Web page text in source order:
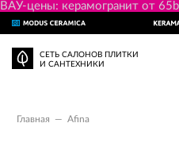
ВАУ-цены: керамогранит от
СЕТЬ САЛОНОВ ПЛИТКИ
И САНТЕХНИКИ
Главная — Afina